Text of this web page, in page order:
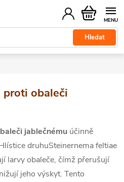
Hledat
Nákupní
košík
obaleči
jablečnému účinně
druhuSteinernema feltiae
larvy obaleče, čímž přerušují
jeho výskyt. Tento